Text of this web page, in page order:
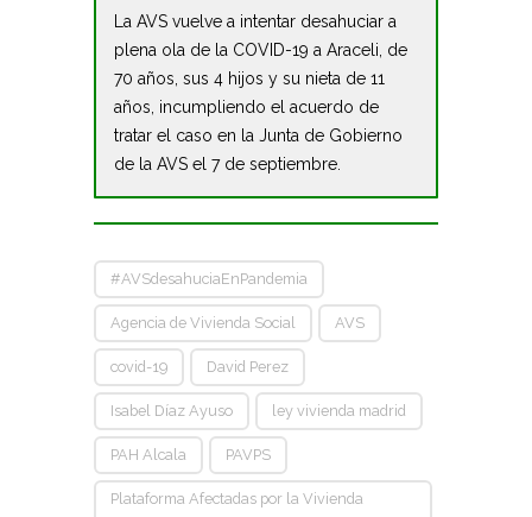
La AVS vuelve a intentar desahuciar a
plena ola de la COVID-19 a Araceli, de
70 años, sus 4 hijos y su nieta de 11
años, incumpliendo el acuerdo de
tratar el caso en la Junta de Gobierno
de la AVS el 7 de septiembre.
#AVSdesahuciaEnPandemia
Agencia de Vivienda Social AVS
covid-19 David Perez
Isabel Díaz Ayuso ley vivienda madrid
PAH Alcala PAVPS
Plataforma Afectadas por la Vivienda